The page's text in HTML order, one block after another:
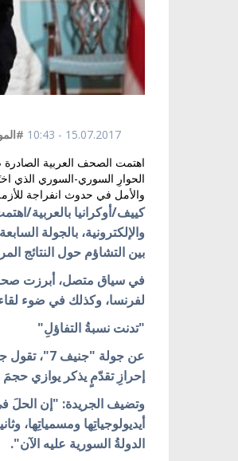
15.07.2017 - 10:43
الحوارِ السوري-السوري الذي
والأمل في حدوث انفراجة
والإلكترونية، بالجولة
بين التشاؤم حول النتائج
في سياق متصل، أبرزت صحف
لفرنسا، وكذلك في ضوء
"تدنت نسبةُ التفاؤلِ"
عن جولة
إحرازِ تقدّمٍ يذكر يوازي
وتضيف الجريدة: "إن الحلَ في
أيديولوجياتِها ومسمياتِها،
الدولةُ السورية عليه الآن".